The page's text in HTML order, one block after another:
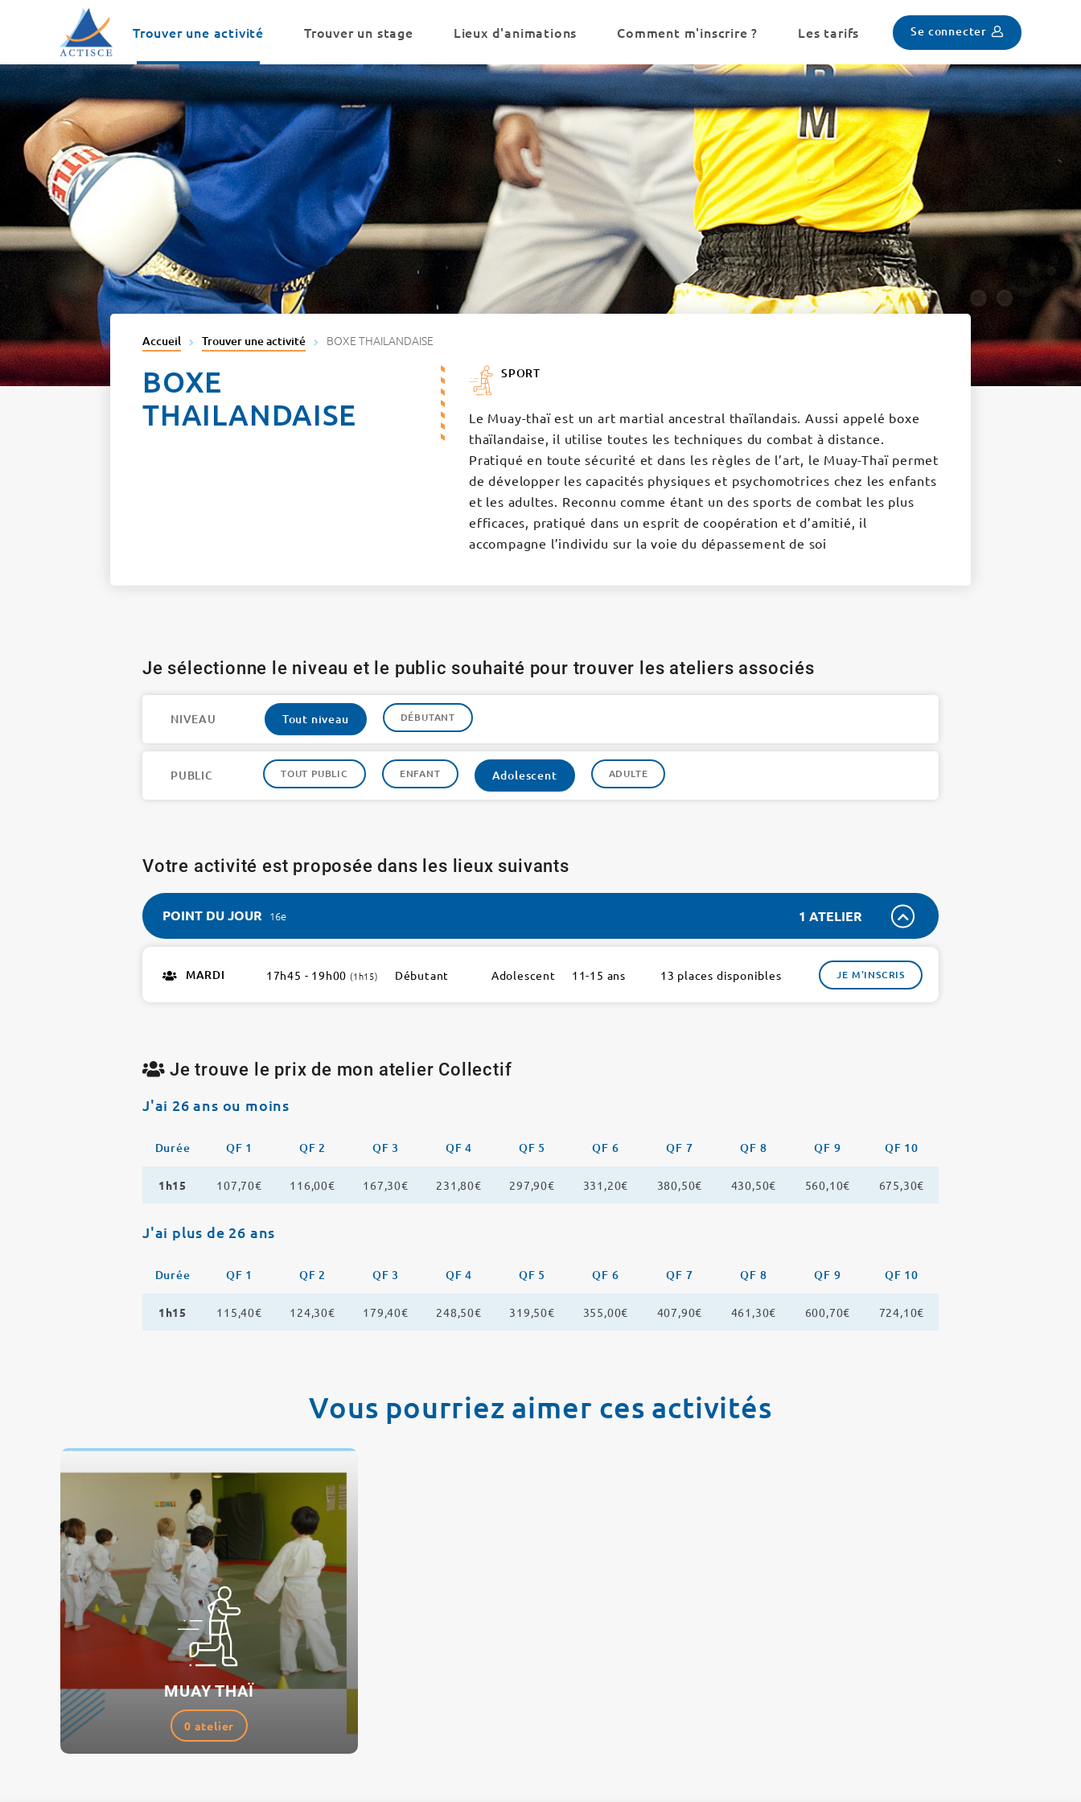
Trouver une activité
Trouver un stage Lieux d'animations Comment m'inscrire ? Les tarifs Se connecter
Accueil Trouver une activité BOXE THAILANDAISE
BOXE
THAILANDAISE
SPORT
Le Muay-thaï est un art martial ancestral thaïlandais. Aussi appelé boxe
thaïlandaise, il utilise toutes les techniques du combat à distance.
Pratiqué en toute sécurité et dans les règles de l’art, le Muay-Thaï permet
de développer les capacités physiques et psychomotrices chez les enfants
et les adultes. Reconnu comme étant un des sports de combat les plus
efficaces, pratiqué dans un esprit de coopération et d’amitié, il
accompagne l’individu sur la voie du dépassement de soi
Je sélectionne le niveau et le public souhaité pour trouver les ateliers associés
NIVEAU Tout niveau DÉBUTANT
PUBLIC TOUT PUBLIC ENFANT Adolescent ADULTE
Votre activité est proposée dans les lieux suivants
POINT DU JOUR 16e 1 ATELIER
DU
16e
MARDI 17h45 - 19h00 (1h15) Débutant Adolescent 11-15 ans 13 places disponibles JE M'INSCRIS
Je trouve le prix de mon atelier Collectif
J'ai 26 ans ou moins
Durée QF 1 QF 2 QF 3 QF 4 QF 5 QF 6 QF 7 QF 8 QF 9 QF 10
1h15 107,70€ 116,00€ 167,30€ 231,80€ 297,90€ 331,20€ 380,50€ 430,50€ 560,10€ 675,30€
J'ai plus de 26 ans
Durée QF 1 QF 2 QF 3 QF 4 QF 5 QF 6 QF 7 QF 8 QF 9 QF 10
1h15 115,40€ 124,30€ 179,40€ 248,50€ 319,50€ 355,00€ 407,90€ 461,30€ 600,70€ 724,10€
Vous pourriez aimer ces activités
MUAY THAÏ
0 atelier